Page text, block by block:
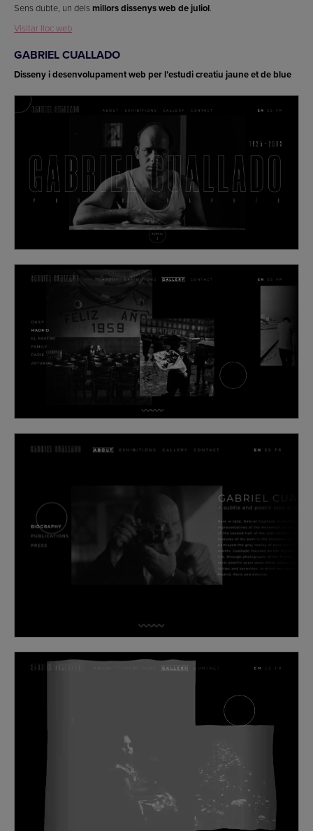
Sens dubte, un dels millors dissenys web de juliol.
Visitar lloc web
GABRIEL CUALLADO
Disseny i desenvolupament web per l’estudi creatiu jaune et de blue